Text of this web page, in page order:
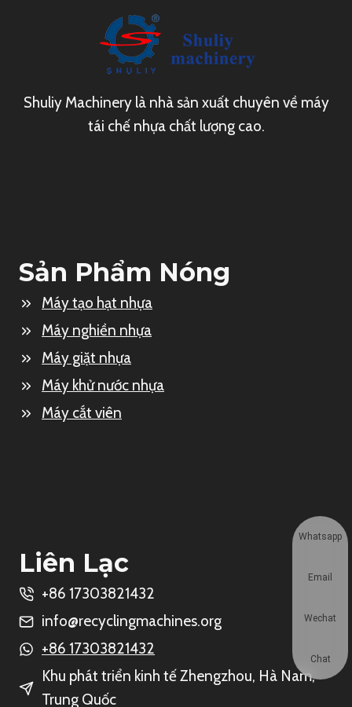
Shuliy Machinery là nhà sản xuất chuyên về máy
tái chế nhựa chất lượng cao.
Sản Phẩm Nóng
Máy tạo hạt nhựa
Máy nghiền nhựa
Máy giặt nhựa
Máy khử nước nhựa
Máy cắt viên
Liên Lạc
+86 17303821432
info@recyclingmachines.org
+86 17303821432
Khu phát triển kinh tế Zhengzhou, Hà Nam,
Trung Quốc
Whatsapp
Email
Wechat
Chat